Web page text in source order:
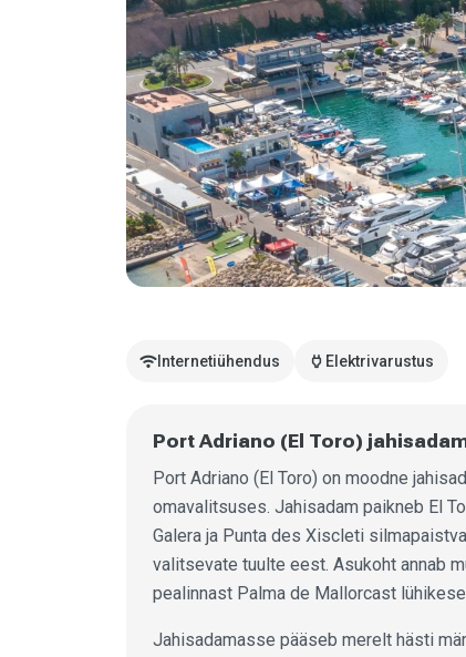
wifi Internetiühendus power Elektrivarustus
Port Adriano (El Toro)
Port Adriano (El Toro) on moodne
omavalitsuses. Jahisadam paikneb El
Galera ja Punta des Xiscleti
valitsevate tuulte eest. Asukoht annab
pealinnast Palma de Mallorcast
Jahisadamasse pääseb merelt hästi